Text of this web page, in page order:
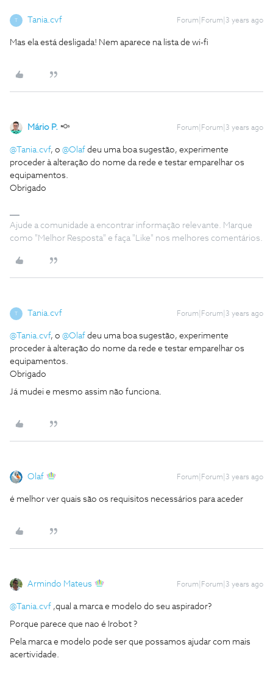
T Tania.cvf Forum|Forum|3 years ago
Mas ela está desligada! Nem aparece na lista de wi-fi
Mário P. Forum|Forum|3 years ago
@Tania.cvf, o @Olaf deu uma boa sugestão, experimente
proceder à alteração do nome da rede e testar emparelhar os
equipamentos.
Obrigado
Ajude a comunidade a encontrar informação relevante. Marque
como "Melhor Resposta" e faça "Like" nos melhores comentários.
T Tania.cvf Forum|Forum|3 years ago
@Tania.cvf, o @Olaf deu uma boa sugestão, experimente
proceder à alteração do nome da rede e testar emparelhar os
equipamentos.
Obrigado
Já mudei e mesmo assim não funciona.
Olaf Forum|Forum|3 years ago
é melhor ver quais são os requisitos necessários para aceder
Armindo Mateus Forum|Forum|3 years ago
@Tania.cvf ,qual a marca e modelo do seu aspirador?
Porque parece que nao é Irobot ?
Pela marca e modelo pode ser que possamos ajudar com mais
acertividade.